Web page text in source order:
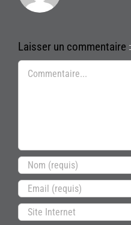
Laisser un commentaire
Commentaire